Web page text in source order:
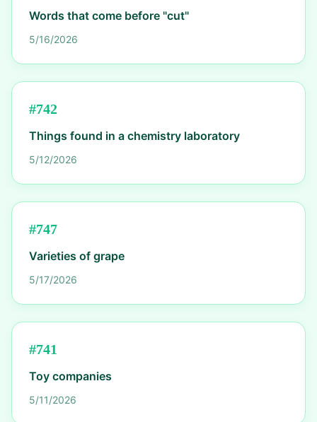
Words that come before "cut"
5/16/2026
#742
Things found in a chemistry laboratory
5/12/2026
#747
Varieties of grape
5/17/2026
#741
Toy companies
5/11/2026